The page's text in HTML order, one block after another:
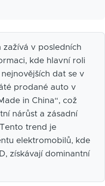
v posledních
kde hlavní roli
dat se v
prodané auto v
in China“, což
nárůst a zásadní
trend je
elektromobilů, kde
získávají dominantní